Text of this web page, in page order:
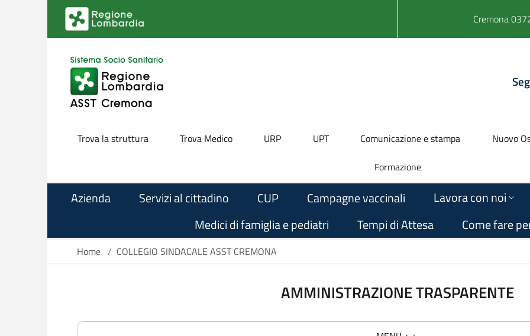
Skip to main content
Cremona
Trova la struttura Trova Medico URP UPT Comunicazione e stampa
Nuovo
Formazione
Azienda Servizi al cittadino CUP Campagne vaccinali
Lavora con noi
Medici di famiglia e pediatri
Tempi di Attesa Come fare
Home / COLLEGIO SINDACALE ASST CREMONA
AMMINISTRAZIONE TRASPARENTE